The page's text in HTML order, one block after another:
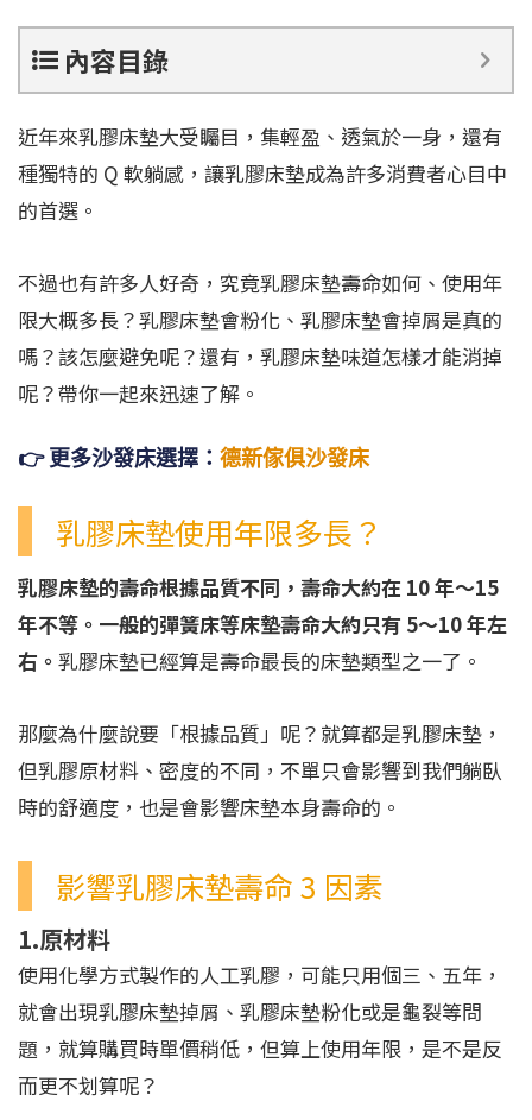
內容目錄
近年來乳膠床墊大受矚目，集輕盈、透氣於一身，還有
種獨特的 Q 軟躺感，讓乳膠床墊成為許多消費者心目中
的首選。
不過也有許多人好奇，究竟乳膠床墊壽命如何、使用年
限大概多長？乳膠床墊會粉化、乳膠床墊會掉屑是真的
嗎？該怎麼避免呢？還有，乳膠床墊味道怎樣才能消掉
呢？帶你一起來迅速了解。
👉 更多沙發床選擇： 德新傢俱沙發床
乳膠床墊使用年限多長？
乳膠床墊的壽命根據品質不同，壽命大約在 10 年～15
年不等。一般的彈簧床等床墊壽命大約只有 5～10 年左
右。 乳膠床墊已經算是壽命最長的床墊類型之一了。
那麼為什麼說要「根據品質」呢？就算都是乳膠床墊，
但乳膠原材料、密度的不同，不單只會影響到我們躺臥
時的舒適度，也是會影響床墊本身壽命的。
影響乳膠床墊壽命 3 因素
1.原材料
使用化學方式製作的人工乳膠，可能只用個三、五年，
就會出現乳膠床墊掉屑、乳膠床墊粉化或是龜裂等問
題，就算購買時單價稍低，但算上使用年限，是不是反
而更不划算呢？